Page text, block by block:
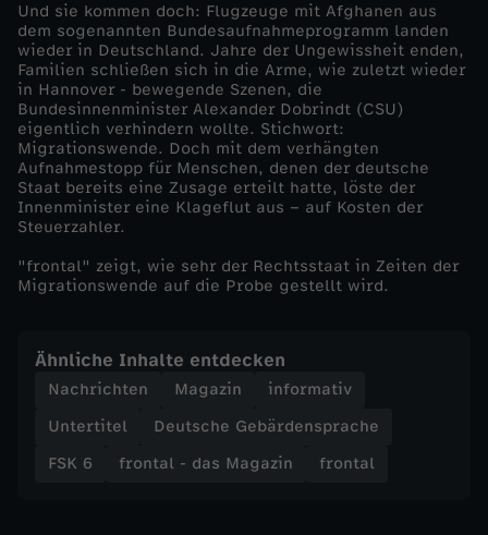
m
b
e
r
2
0
5
Und sie kommen doch: Flugzeuge mit Afghanen aus
dem sogenannten Bundesaufnahmeprogramm landen
wieder in Deutschland. Jahre der Ungewissheit enden,
Familien schließen sich in die Arme, wie zuletzt wieder
in Hannover - bewegende Szenen, die
Bundesinnenminister Alexander Dobrindt (CSU)
eigentlich verhindern wollte. Stichwort:
Migrationswende. Doch mit dem verhängten
Aufnahmestopp für Menschen, denen der deutsche
Staat bereits eine Zusage erteilt hatte, löste der
Innenminister eine Klageflut aus – auf Kosten der
Steuerzahler.
"frontal" zeigt, wie sehr der Rechtsstaat in Zeiten der
Migrationswende auf die Probe gestellt wird.
Ähnliche Inhalte entdecken
Nachrichten Magazin
informativ
Untertitel
Deutsche Gebärdensprache
FSK 6
frontal - das Magazin frontal